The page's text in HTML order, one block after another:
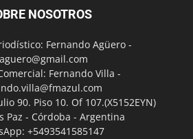
NOSOTROS
Fernando Agüero -
Fernando Villa -
90. Piso 10. Of 107.(X5152EYN)
Paz - Córdoba - Argentina
+5493541585147